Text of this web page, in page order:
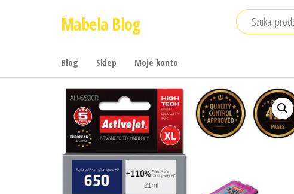
Mabela Blog
Blog Sklep Moje konto